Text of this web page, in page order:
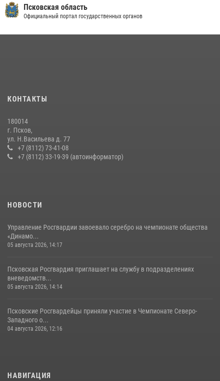
24 июля 2026, 13:59 1
рабочее совещание
Всероссийского конкурса профессионального мастерства среди
сотрудников вневедомственной охраны Росгвардии, Псковские
Росгвардейцы одержали победу
30 июля 2026, 05:10 3
22 июля 2026, 10:19
Псковская область
Официальный портал государственных органов
КОНТАКТЫ
180014
г. Псков,
ул. Н.Васильева д. 77
+7 (8112) 73-41-08
+7 (8112) 33-19-39 (автоинформатор)
НОВОСТИ
Управление Росгвардии завоевало серебро на чемпионате общества
«Динамо...
05 августа 2026, 14:17
Псковская Росгвардия приглашает на службу в подразделениях
вневедомств...
05 августа 2026, 14:14
Псковские Росгвардейцы приняли участие в Чемпионате Северо-
Западного о...
04 августа 2026, 12:16
НАВИГАЦИЯ